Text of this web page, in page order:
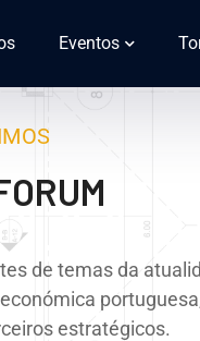
Eventos
de temas da
estratégicos.